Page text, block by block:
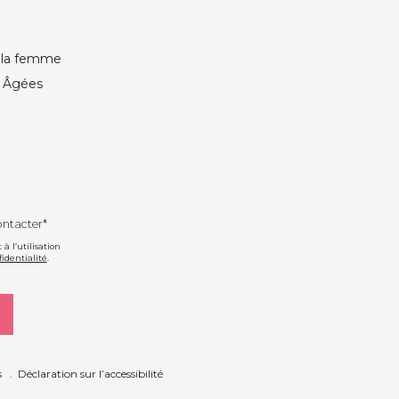
femme
Âgées
l’utilisation
.
Déclaration sur l’accessibilité